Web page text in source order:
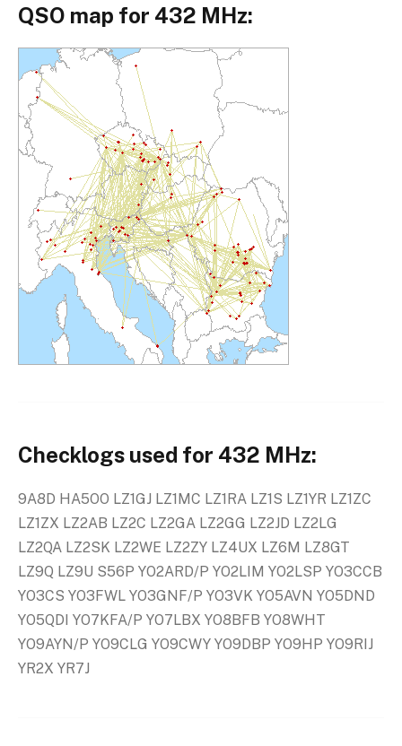
QSO map for 432 MHz:
Checklogs used for 432 MHz:
9A8D HA5OO LZ1GJ LZ1MC LZ1RA LZ1S LZ1YR LZ1ZC
LZ1ZX LZ2AB LZ2C LZ2GA LZ2GG LZ2JD LZ2LG
LZ2QA LZ2SK LZ2WE LZ2ZY LZ4UX LZ6M LZ8GT
LZ9Q LZ9U S56P YO2ARD/P YO2LIM YO2LSP YO3CCB
YO3CS YO3FWL YO3GNF/P YO3VK YO5AVN YO5DND
YO5QDI YO7KFA/P YO7LBX YO8BFB YO8WHT
YO9AYN/P YO9CLG YO9CWY YO9DBP YO9HP YO9RIJ
YR2X YR7J